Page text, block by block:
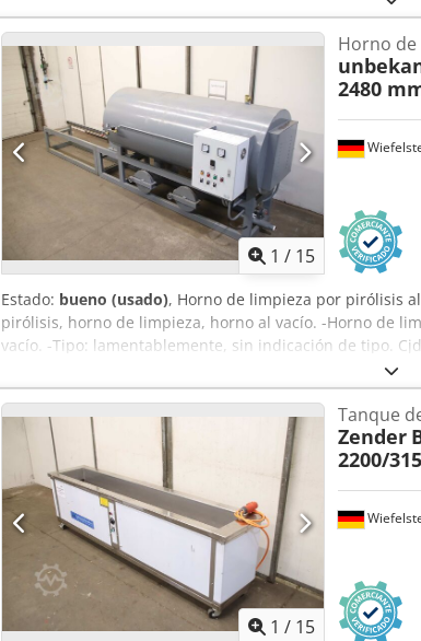
1 / 15
Horno
2480
Estado: bueno (usado), Horno de limpieza por pirólisis
pirólisis, horno de limpieza, horno al vacío. -Horno de
vacío. -Tipo: lamentablemente, sin indicación de tipo.
mm. -Cámara interior: Ø 600 x 2480 mm. -Bomba de
individuales: ver fotos. -Dimensiones: 5200/1635/A1760
3200/1635/A1760 mm / 2000/650/A610 mm. -Peso: 1210
1 / 15
Tanque
Zender
2200/